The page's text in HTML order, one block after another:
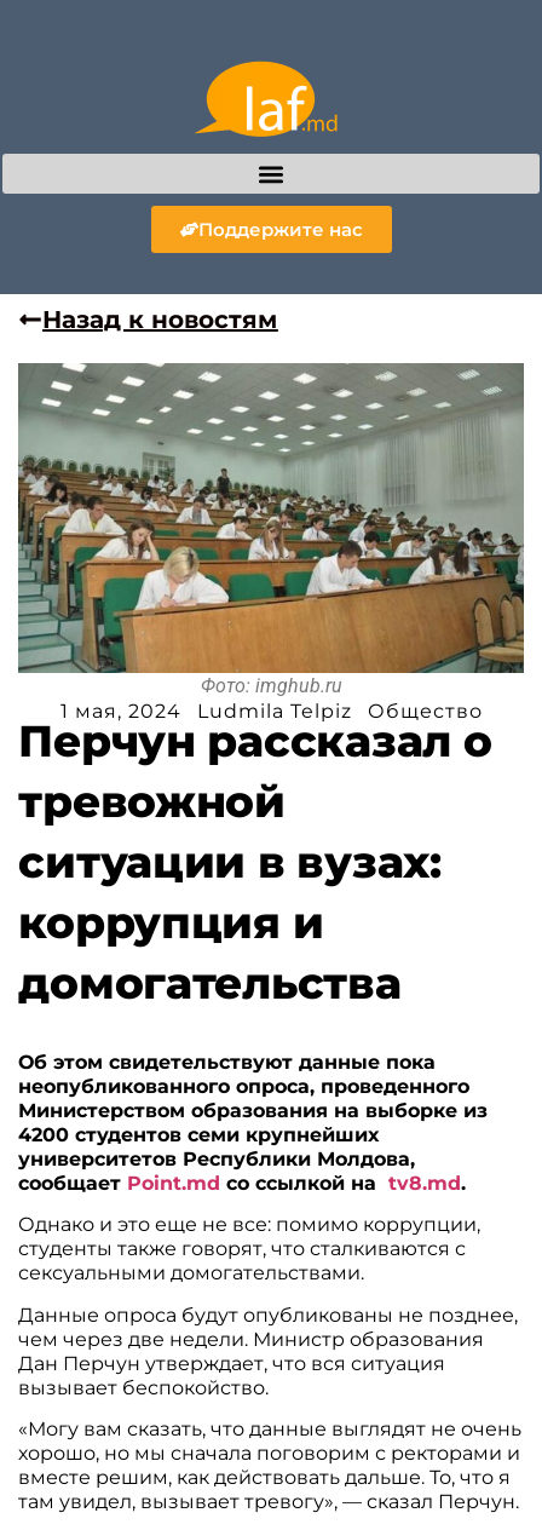
Поддержите нас
Назад к новостям
Фото: imghub.ru
1 мая, 2024
Ludmila Telpiz Общество
Перчун рассказал о
тревожной
ситуации в вузах:
коррупция и
домогательства
Об этом свидетельствуют данные пока
неопубликованного опроса, проведенного
Министерством образования на выборке из
4200 студентов семи крупнейших
университетов Республики Молдова,
сообщает Point.md со ссылкой на tv8.md.
Однако и это еще не все: помимо коррупции,
студенты также говорят, что сталкиваются с
сексуальными домогательствами.
Данные опроса будут опубликованы не позднее,
чем через две недели. Министр образования
Дан Перчун утверждает, что вся ситуация
вызывает беспокойство.
«Могу вам сказать, что данные выглядят не очень
хорошо, но мы сначала поговорим с ректорами и
вместе решим, как действовать дальше. То, что я
там увидел, вызывает тревогу», — сказал Перчун.